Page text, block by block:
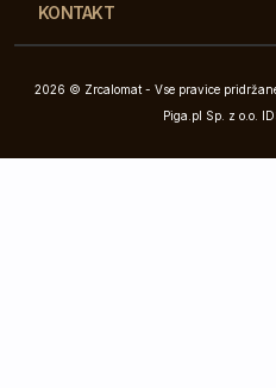
KONTAKT
2026 © Zrcalomat - Vse pravice
Piga.pl Sp. z o.o.